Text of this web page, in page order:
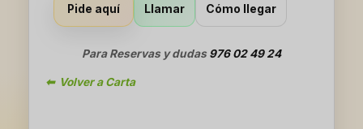
Pide aquí Llamar Cómo llegar
Para Reservas y dudas 976 02 49 24
⬅ Volver a Carta